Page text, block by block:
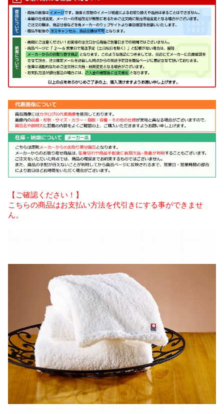
【ご確認ください！】
こちらの商品はお支払い方法を代引きにする事ができませ
ん。